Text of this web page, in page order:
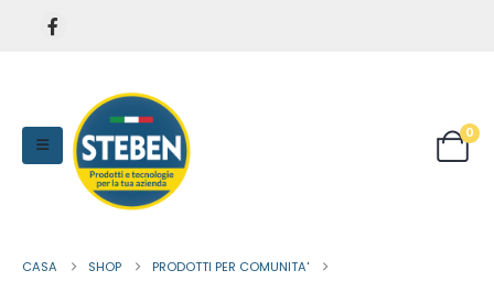
0
CASA SHOP
PRODOTTI PER COMUNITA'